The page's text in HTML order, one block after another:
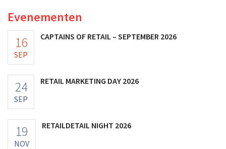
Evenementen
16
SEP
CAPTAINS OF RETAIL – SEPTEMBER 2026
24
SEP
RETAIL MARKETING DAY 2026
19
NOV
RETAILDETAIL NIGHT 2026